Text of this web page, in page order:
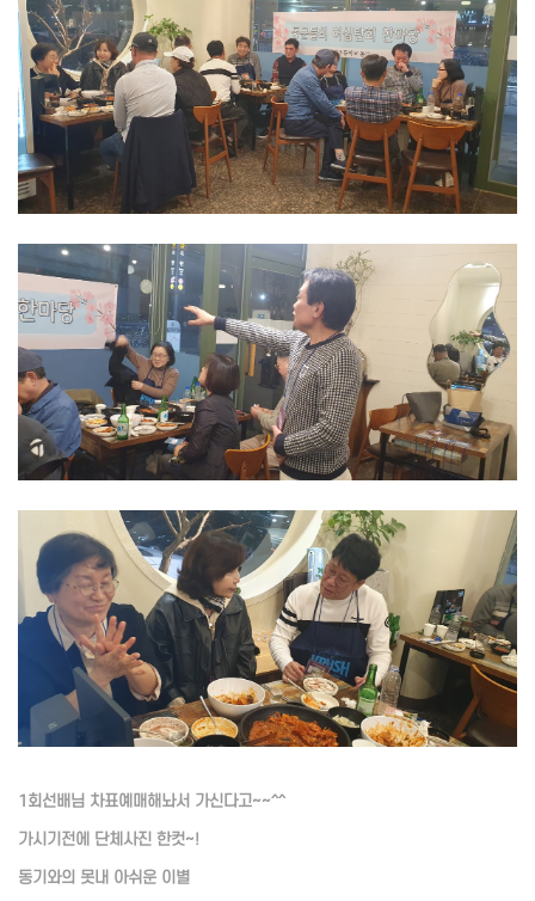
1회선배님 차표예매해놔서 가신다고~~^^
가시기전에 단체사진 한컷~!
동기와의 못내 아쉬운 이별